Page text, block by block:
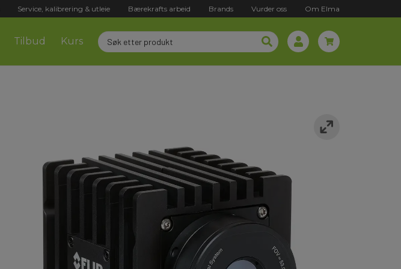
Service, kalibrering & utleie Bærekrafts arbeid Brands Vurder oss Om Elma
Tilbud Kurs